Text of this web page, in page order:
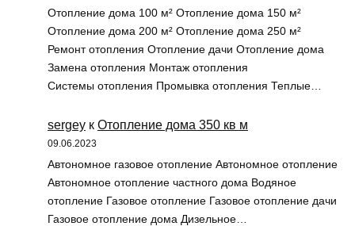
Отопление дома 100 м² Отопление дома 150 м²
Отопление дома 200 м² Отопление дома 250 м²
Ремонт отопления Отопление дачи Отопление дома
Замена отопления Монтаж отопления
Системы отопления Промывка отопления Теплые…
sergey к Отопление дома 350 кв м
09.06.2023
Автономное газовое отопление Автономное отопление
Автономное отопление частного дома Водяное
отопление Газовое отопление Газовое отопление дачи
Газовое отопление дома Дизельное…